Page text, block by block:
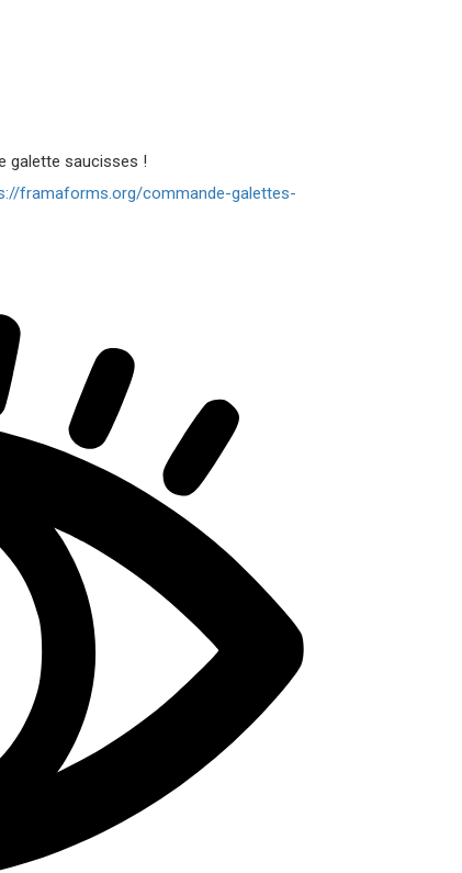
galette saucisses !
framaforms.org/commande-galettes-